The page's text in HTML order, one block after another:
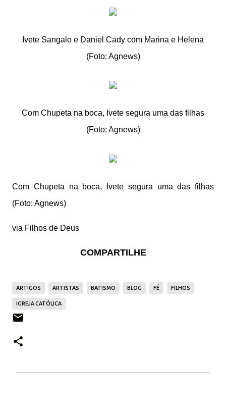
Ivete Sangalo e Daniel Cady com Marina e Helena
(Foto: Agnews)
Com Chupeta na boca, Ivete segura uma das filhas
(Foto: Agnews)
Com Chupeta na boca, Ivete segura uma das filhas
(Foto: Agnews)
via Filhos de Deus
COMPARTILHE
ARTIGOS ARTISTAS BATISMO BLOG FÉ FILHOS
IGREJA CATÓLICA